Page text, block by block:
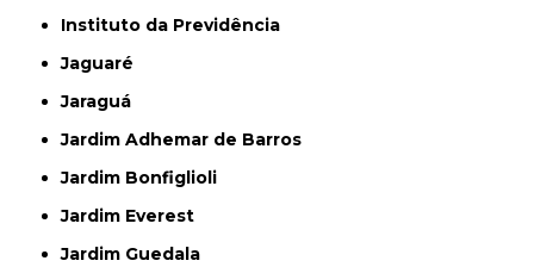
Instituto da Previdência
Jaguaré
Jaraguá
Jardim Adhemar de Barros
Jardim Bonfiglioli
Jardim Everest
Jardim Guedala